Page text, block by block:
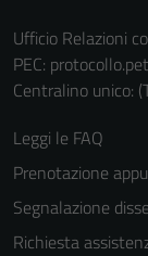
Ufficio Relazioni
PEC:
Centralino unico:
Leggi le FAQ
Prenotazione
Segnalazione
Richiesta